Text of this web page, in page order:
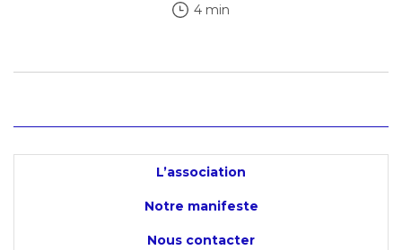
4 min
L’association
Notre manifeste
Nous contacter